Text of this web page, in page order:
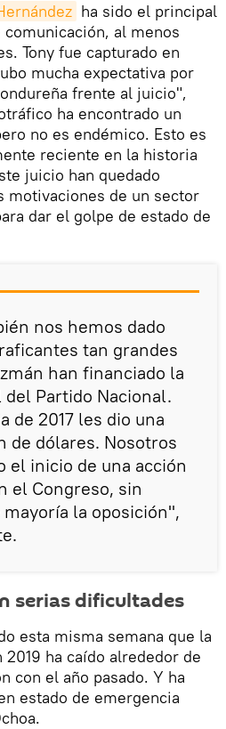
ha sido el principal
al menos
Tony fue capturado en
mucha expectativa por
frente al juicio",
ha encontrado un
no es endémico. Esto es
reciente en la historia
juicio han quedado
motivaciones de un sector
dar el golpe de estado de
nos hemos dado
tan grandes
han financiado la
Partido Nacional.
de 2017 les dio una
de dólares. Nosotros
el inicio de una acción
el Congreso, sin
la oposición",
serias dificultades
esta misma semana que la
ha caído alrededor de
con el año pasado. Y ha
estado de emergencia